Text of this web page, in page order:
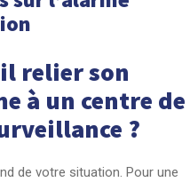
relier son
à un centre de
?
de votre situation. Pour une